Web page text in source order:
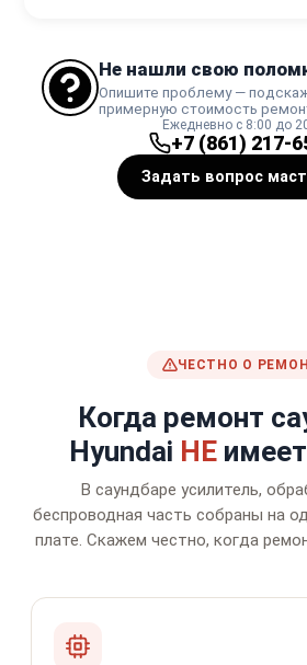
Не нашли свою
Опишите проблему —
примерную стоимость
Ежедневно с 8:00 до
+7 (861) 217-
Задать вопрос
ЧЕСТНО О
Когда ремонт
Hyundai НЕ
В саундбаре усилитель,
беспроводная часть собраны на
плате. Скажем честно, когда